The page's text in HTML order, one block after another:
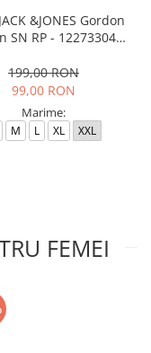
&JONES Gordon
SN RP - 12273304-
199,00 RON
99,00 RON
Marime:
M L XL XXL
FEMEI